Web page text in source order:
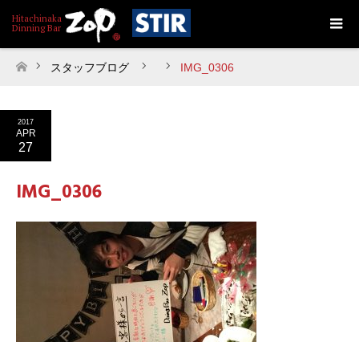
ホーム
スタッフブログ IMG_0306
2017
APR
27
IMG_0306